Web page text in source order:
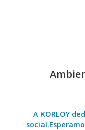
A KORLOY
social.